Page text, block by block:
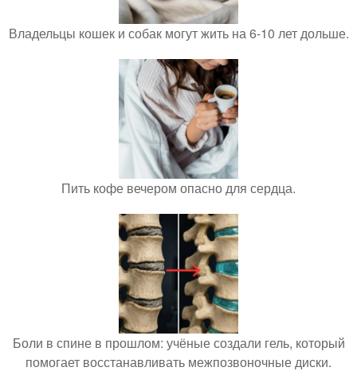
Владельцы кошек и собак могут жить на 6-10 лет дольше.
Пить кофе вечером опасно для сердца.
Боли в спине в прошлом: учёные создали гель, который
помогает восстанавливать межпозвоночные диски.